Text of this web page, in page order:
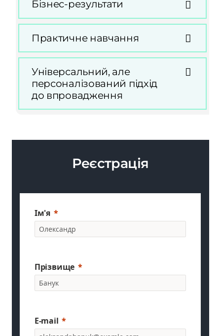
Бізнес-результати
Практичне навчання
Універсальний, але
персоналізований підхід
до впровадження
Реєстрація
Ім'я
Прізвище
E-mail